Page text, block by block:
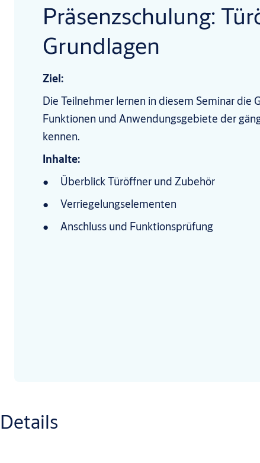
Präsenzschulung:
Grundlagen
Ziel:
Die Teilnehmer lernen in diesem Seminar die
Funktionen und Anwendungsgebiete der
kennen.
Inhalte:
Überblick Türöffner und Zubehör
Verriegelungselementen
Anschluss und Funktionsprüfung
Details